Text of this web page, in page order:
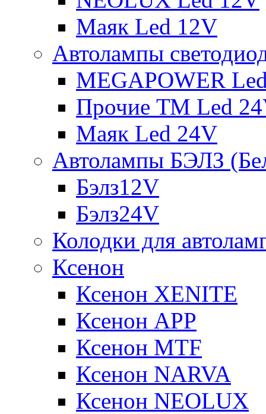
Маяк Led 12V
Автолампы
MEGAPOWER
Прочие ТМ Led
Маяк Led 24V
Автолампы БЭЛЗ
Бэлз12V
Бэлз24V
Колодки для
Ксенон
Ксенон XENITE
Ксенон APP
Ксенон MTF
Ксенон NARVA
Ксенон NEOLUX